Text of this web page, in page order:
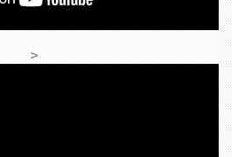
>